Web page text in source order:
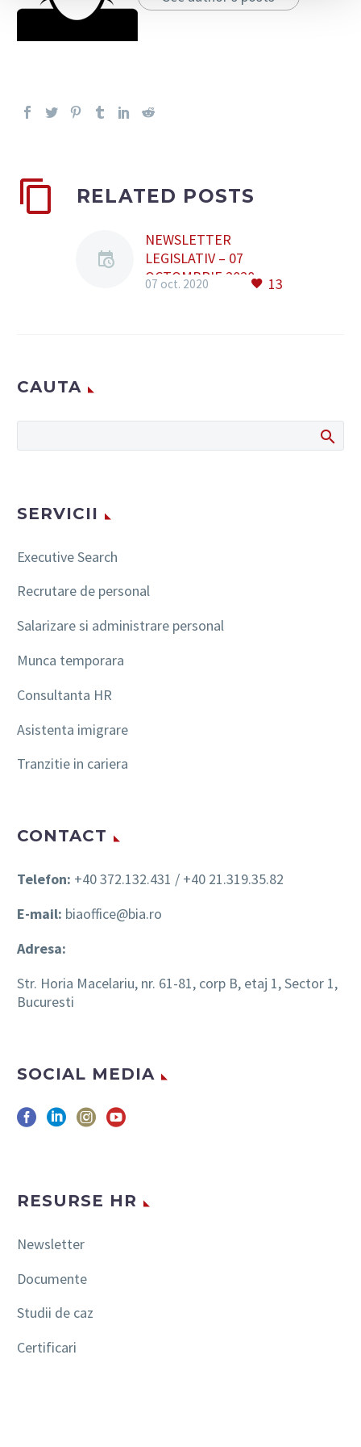
RELATED POSTS
NEWSLETTER
LEGISLATIV – 07
OCTOMBRIE 2020
Cuprinde: • Legea nr.
209/2020 Legea nr.
13
07 oct. 2020
CAUTA
SERVICII
Executive Search
Recrutare de personal
Salarizare si administrare personal
Munca temporara
Consultanta HR
Asistenta imigrare
Tranzitie in cariera
CONTACT
Telefon: +40 372.132.431 / +40 21.319.35.82
E-mail: biaoffice@bia.ro
Adresa:
Str. Horia Macelariu, nr. 61-81, corp B, etaj 1, Sector 1,
Bucuresti
SOCIAL MEDIA
RESURSE HR
Newsletter
Documente
Studii de caz
Certificari